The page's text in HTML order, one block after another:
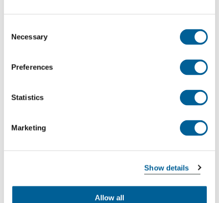
Selection
Necessary
Preferences
Statistics
Marketing
Show details
Allow all
This is my flight
14-07-2026 at 21:10 hour
Tenerife Norte